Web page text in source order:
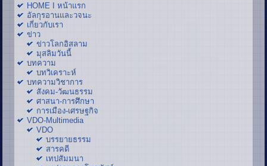
HOME I หน้าแรก
อัลกุรอานและวจนะ
เกี่ยวกับเรา
ข่าว
ข่าวโลกอิสลาม
มุสลิมวันนี้
บทความ
บทวิเคราะห์
บทความวิชาการ
สังคม-วัฒนธรรม
ศาสนา-การศึกษา
การเมือง-เศรษฐกิจ
VDO-Multimedia
VDO
บรรยายธรรม
สารคดี
เทปสัมมนา